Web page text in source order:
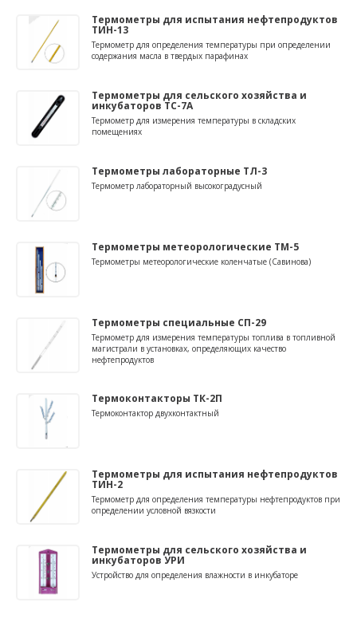
Термометры для испытания нефтепродуктов
ТИН-13
Термометр для определения температуры при определении
содержания масла в твердых парафинах
Термометры для сельского хозяйства и
инкубаторов ТС-7А
Термометр для измерения температуры в складских
помещениях
Термометры лабораторные ТЛ-3
Термометр лабораторный высокоградусный
Термометры метеорологические ТМ-5
Термометры метеорологические коленчатые (Савинова)
Термометры специальные СП-29
Термометр для измерения температуры топлива в топливной
магистрали в установках, определяющих качество
нефтепродуктов
Термоконтакторы ТК-2П
Термоконтактор двухконтактный
Термометры для испытания нефтепродуктов
ТИН-2
Термометр для определения температуры нефтепродуктов при
определении условной вязкости
Термометры для сельского хозяйства и
инкубаторов УРИ
Устройство для определения влажности в инкубаторе